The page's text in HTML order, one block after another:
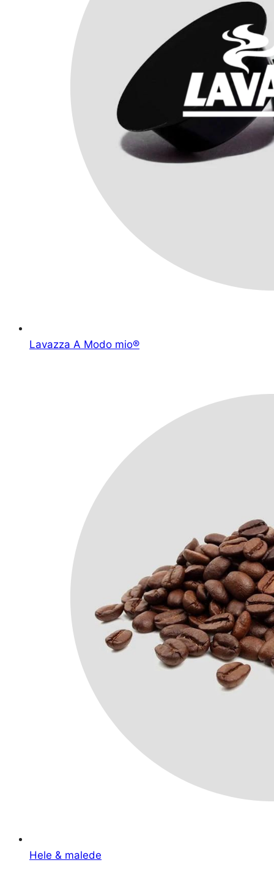
Lavazza A Modo mio®
Hele & malede